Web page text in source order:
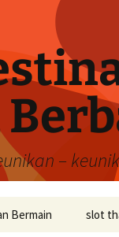
–
Bermain slot